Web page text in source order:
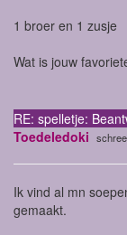
1 broer en 1 zusje
Wat is jouw
RE: spelletje:
Toedeledoki
Ik vind al mn
gemaakt.